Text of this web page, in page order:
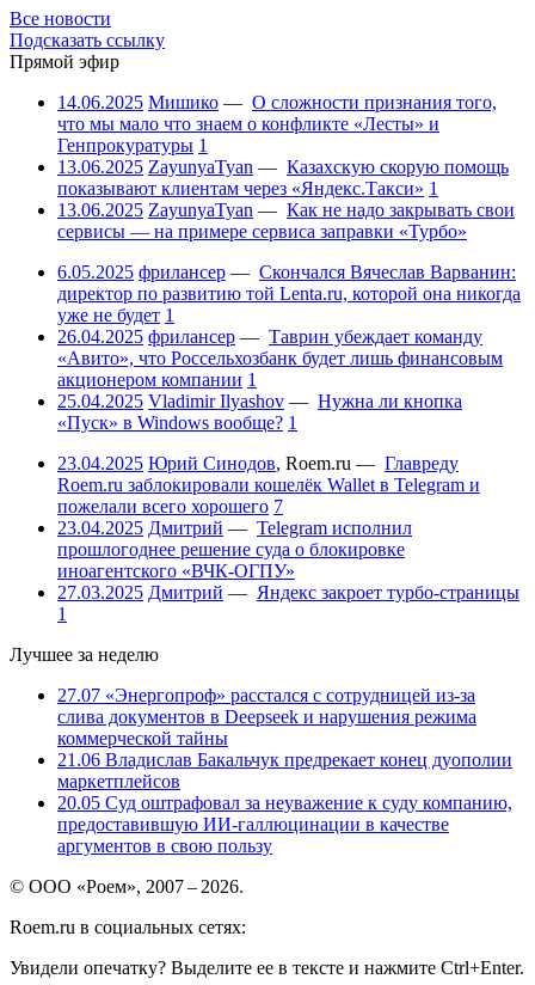
Все новости
Подсказать ссылку
Прямой эфир
14.06.2025 Мишико — О сложности признания того,
что мы мало что знаем о конфликте «Лесты» и
Генпрокуратуры 1
13.06.2025 ZayunyaTyan — Казахскую скорую помощь
показывают клиентам через «Яндекс.Такси» 1
13.06.2025 ZayunyaTyan — Как не надо закрывать свои
сервисы — на примере сервиса заправки «Турбо»
6.05.2025 фрилансер — Скончался Вячеслав Варванин:
директор по развитию той Lenta.ru, которой она никогда
уже не будет 1
26.04.2025 фрилансер — Таврин убеждает команду
«Авито», что Россельхозбанк будет лишь финансовым
акционером компании 1
25.04.2025 Vladimir Ilyashov — Нужна ли кнопка
«Пуск» в Windows вообще? 1
23.04.2025 Юрий Синодов, Roem.ru — Главреду
Roem.ru заблокировали кошелёк Wallet в Telegram и
пожелали всего хорошего 7
23.04.2025 Дмитрий — Telegram исполнил
прошлогоднее решение суда о блокировке
иноагентского «ВЧК-ОГПУ»
27.03.2025 Дмитрий — Яндекс закроет турбо-страницы
1
Лучшее за неделю
27.07 «Энергопроф» расстался с сотрудницей из-за
слива документов в Deepseek и нарушения режима
коммерческой тайны
21.06 Владислав Бакальчук предрекает конец дуополии
маркетплейсов
20.05 Суд оштрафовал за неуважение к суду компанию,
предоставившую ИИ-галлюцинации в качестве
аргументов в свою пользу
© ООО «Роем», 2007 – 2026.
Roem.ru в социальных сетях:
Увидели опечатку? Выделите ее в тексте и нажмите Ctrl+Enter.